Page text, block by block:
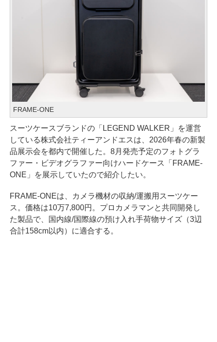
FRAME-ONE
スーツケースブランドの「LEGEND WALKER」を運営
している株式会社ティーアンドエスは、2026年春の新製
品展示会を都内で開催した。8月発売予定のフォトグラ
ファー・ビデオグラファー向けハードケース「FRAME-
ONE」を展示していたので紹介したい。
FRAME-ONEは、カメラ機材の収納/運搬用スーツケー
ス。価格は10万7,800円。プロカメラマンと共同開発し
た製品で、国内線/国際線の預け入れ手荷物サイズ（3辺
合計158cm以内）に適合する。